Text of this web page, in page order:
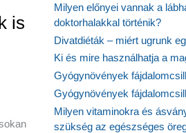
is
Milyen előnyei vannak a
doktorhalakkal történik?
Divatdiéták – miért ugrunk
Ki és mire használhatja a
Gyógynövények
Gyógynövények
Milyen vitaminokra és
szükség az egészséges